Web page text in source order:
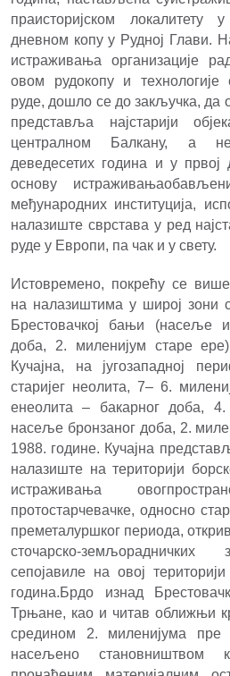
праисторијском
дневном копу у Рудној Глави.
истраживања организације
овом рудокопу и технологије
руде, дошло се до закључка, да
представља најстарији
централном Балкану, а
деведесетих година и у првој
основу
међународних институција,
налазиште сврстава у ред
руде у Европи, па чак и у свету.
Истовремено, покрећу се
на налазиштима у широј зони
Брестовачкој бањи (насеље
доба, 2. миленијум старе
Кучајна, на југозападној
старијег неолита, 7– 6.
енеолита – бакарног доба,
насеље бронзаног доба, 2.
1988. године. Кучајна
налазиште на територији
истраживања
протостарчевачке, односно
преметалуршког периода,
сточарско-
сепојавиле на овој
година.Брдо изнад
Трњане, као и читав оближњи
средином 2. миленијума
насељено